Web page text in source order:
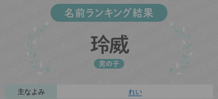
名前ランキング結果
玲威
男の子
主なよみ れい